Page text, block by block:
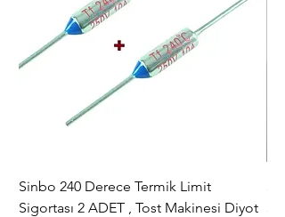
Sinbo 240 Derece Termik Limit
Sigortası 2 ADET , Tost Makinesi Diyot